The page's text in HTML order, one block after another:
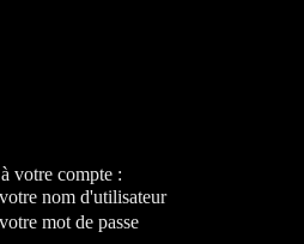
votre compte :
votre nom d'utilisateur
votre mot de passe